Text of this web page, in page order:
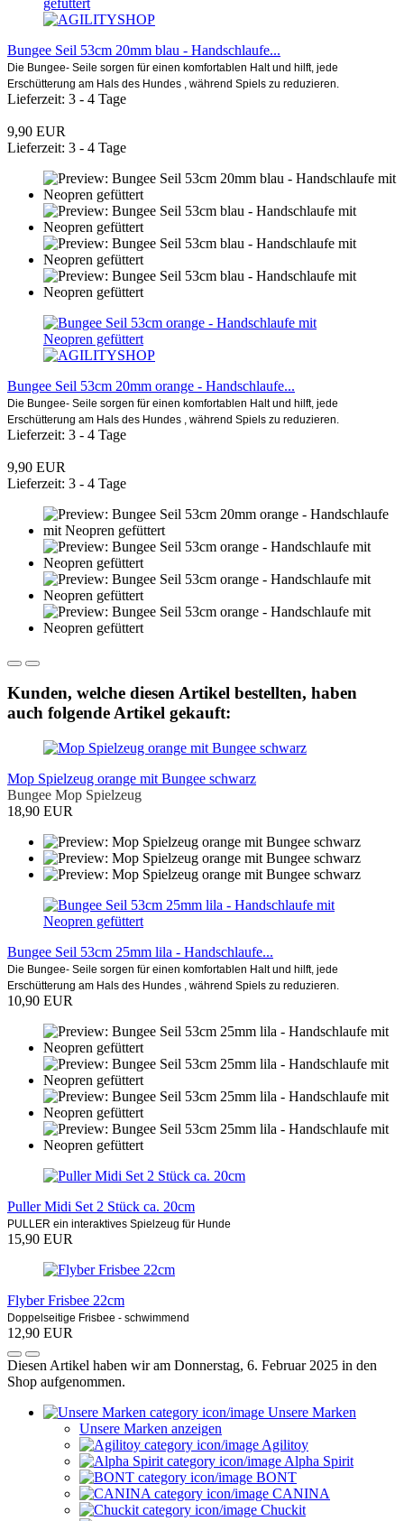
Bungee Seil 53cm 20mm blau - Handschlaufe...
Die Bungee- Seile sorgen für einen komfortablen Halt und hilft, jede
Erschütterung am Hals des Hundes , während Spiels zu reduzieren.
Lieferzeit: 3 - 4 Tage
9,90 EUR
Lieferzeit: 3 - 4 Tage
Bungee Seil 53cm 20mm orange - Handschlaufe...
Die Bungee- Seile sorgen für einen komfortablen Halt und hilft, jede
Erschütterung am Hals des Hundes , während Spiels zu reduzieren.
Lieferzeit: 3 - 4 Tage
9,90 EUR
Lieferzeit: 3 - 4 Tage
Kunden, welche diesen Artikel bestellten, haben
auch folgende Artikel gekauft:
Mop Spielzeug orange mit Bungee schwarz
Bungee Mop Spielzeug
18,90 EUR
Bungee Seil 53cm 25mm lila - Handschlaufe...
Die Bungee- Seile sorgen für einen komfortablen Halt und hilft, jede
Erschütterung am Hals des Hundes , während Spiels zu reduzieren.
10,90 EUR
Puller Midi Set 2 Stück ca. 20cm
PULLER ein interaktives Spielzeug für Hunde
15,90 EUR
Flyber Frisbee 22cm
Doppelseitige Frisbee - schwimmend
12,90 EUR
Diesen Artikel haben wir am Donnerstag, 6. Februar 2025 in den
Shop aufgenommen.
Unsere Marken
Unsere Marken anzeigen
Agilitoy
Alpha Spirit
BONT
CANINA
Chuckit